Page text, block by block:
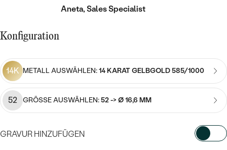
LUXURIÖSE
NACH EDELSTEIN
MIT DIAMANT
MIT MOISSANIT
MIT FARBIGEN DIAMANTEN
MIT SCHWARZEN DIAMANTEN
GOLD
SILBER
PLATIN
MIT DIAMANT
MIT EDELSTEIN
PERLENOHRRINGE
NACH PREIS
PREISWERTE
LUXURIÖSE
MIT TIEREN
NACH EDELSTEIN
MIT DIAMANT
MIT EDELSTEIN
PERLENKETTEN
NACH EDELSTEIN
PERLENRINGE
NACH PREIS
PREISWERTE
Aneta, Sales Specialist
Konfiguration
14K METALL AUSWÄHLEN:14 KARAT GELBGOLD 585/1000
52 GRÖSSE AUSWÄHLEN:52 -> Ø 16,6 MM
GRAVUR HINZUFÜGEN